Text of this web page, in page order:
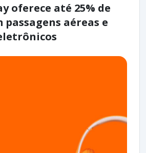
oferece até 25% de
passagens aéreas e